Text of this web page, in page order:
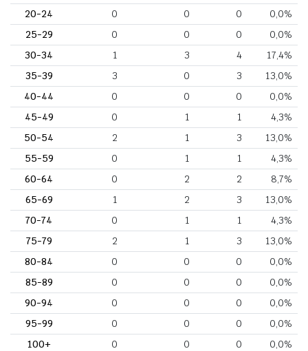
20-24
0 0 0
0,0%
25-29
0 0 0
0,0%
30-34
1 3 4
17,4%
35-39
3 0 3
13,0%
40-44
0 0 0
0,0%
45-49
0 1 1
4,3%
50-54
2 1 3
13,0%
55-59
0 1 1
4,3%
60-64
0 2 2
8,7%
65-69
1 2 3
13,0%
70-74
0 1 1
4,3%
75-79
2 1 3
13,0%
80-84
0 0 0
0,0%
85-89
0 0 0
0,0%
90-94
0 0 0
0,0%
95-99
0 0 0
0,0%
100+
0 0 0
0,0%